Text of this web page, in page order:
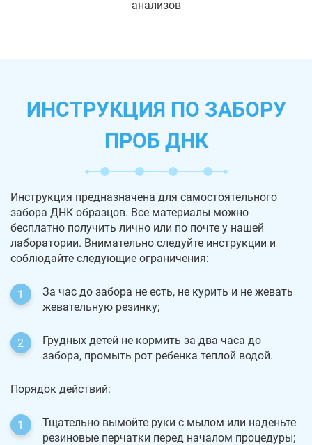
анализов
ИНСТРУКЦИЯ ПО ЗАБОРУ
ПРОБ ДНК
Инструкция предназначена для самостоятельного
забора ДНК образцов. Все материалы можно
бесплатно получить лично или по почте у нашей
лаборатории. Внимательно следуйте инструкции и
соблюдайте следующие ограничения:
За час до забора не есть, не курить и не жевать
жевательную резинку;
Грудных детей не кормить за два часа до
забора, промыть рот ребенка теплой водой.
Порядок действий:
Тщательно вымойте руки с мылом или наденьте
резиновые перчатки перед началом процедуры;